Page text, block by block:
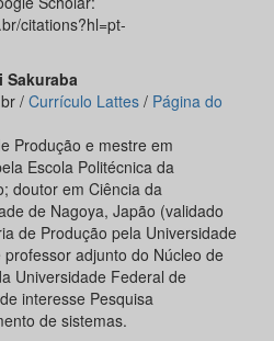
citations?hl=pt-
Sakuraba
/ Currículo Lattes / Página do
Produção e mestre em
Escola Politécnica da
doutor em Ciência da
de Nagoya, Japão (validado
de Produção pela Universidade
adjunto do Núcleo de
Universidade Federal de
interesse Pesquisa
de sistemas.